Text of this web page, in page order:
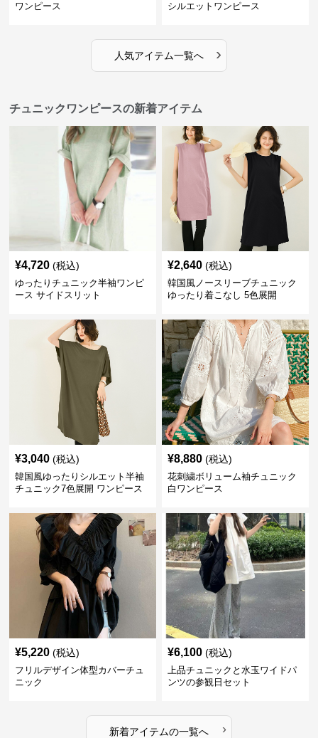
ワンピース
シルエットワンピース
人気アイテム一覧へ ›
チュニックワンピースの新着アイテム
¥4,720 (税込)
ゆったりチュニック半袖ワンピ
ース サイドスリット
¥2,640 (税込)
韓国風ノースリーブチュニック
ゆったり着こなし 5色展開
¥3,040 (税込)
韓国風ゆったりシルエット半袖
チュニック7色展開 ワンピース
¥8,880 (税込)
花刺繍ボリューム袖チュニック
白ワンピース
¥5,220 (税込)
フリルデザイン体型カバーチュ
ニック
¥6,100 (税込)
上品チュニックと水玉ワイドパ
ンツの参観日セット
新着アイテムの一覧へ ›